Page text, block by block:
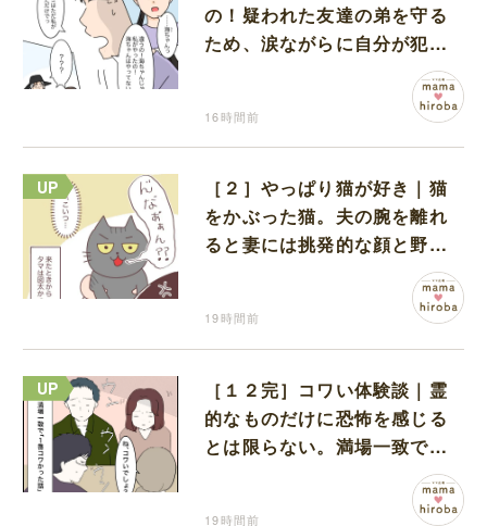
の！疑われた友達の弟を守る
ため、涙ながらに自分が犯人
16時間前
［２］やっぱり猫が好き｜猫
をかぶった猫。夫の腕を離れ
ると妻には挑発的な顔と野太
19時間前
［１２完］コワい体験談｜霊
的なものだけに恐怖を感じる
とは限らない。満場一致でコ
ワいと認定された意外な体験
19時間前